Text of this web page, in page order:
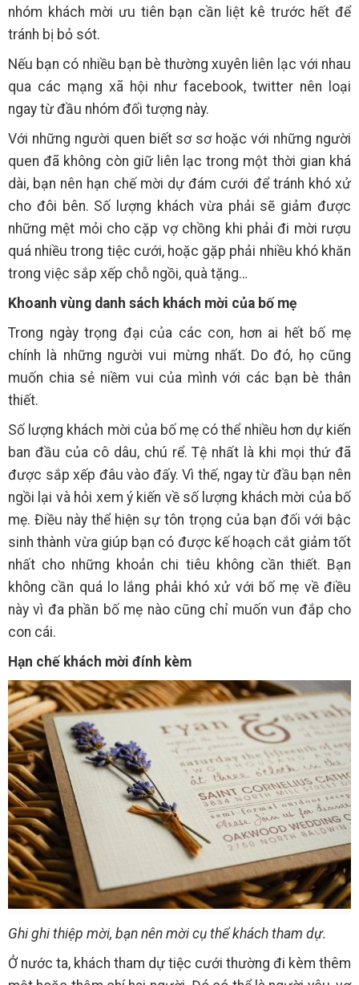
nhóm khách mời ưu tiên bạn cần liệt kê trước hết để
tránh bị bỏ sót.
Nếu bạn có nhiều bạn bè thường xuyên liên lạc với nhau
qua các mạng xã hội như facebook, twitter nên loại
ngay từ đầu nhóm đối tượng này.
Với những người quen biết sơ sơ hoặc với những người
quen đã không còn giữ liên lạc trong một thời gian khá
dài, bạn nên hạn chế mời dự đám cưới để tránh khó xử
cho đôi bên. Số lượng khách vừa phải sẽ giảm được
những mệt mỏi cho cặp vợ chồng khi phải đi mời rượu
quá nhiều trong tiệc cưới, hoặc gặp phải nhiều khó khăn
trong việc sắp xếp chỗ ngồi, quà tặng…
Khoanh vùng danh sách khách mời của bố mẹ
Trong ngày trọng đại của các con, hơn ai hết bố mẹ
chính là những người vui mừng nhất. Do đó, họ cũng
muốn chia sẻ niềm vui của mình với các bạn bè thân
thiết.
Số lượng khách mời của bố mẹ có thể nhiều hơn dự kiến
ban đầu của cô dâu, chú rể. Tệ nhất là khi mọi thứ đã
được sắp xếp đâu vào đấy. Vì thế, ngay từ đầu bạn nên
ngồi lại và hỏi xem ý kiến về số lượng khách mời của bố
mẹ. Điều này thể hiện sự tôn trọng của bạn đối với bậc
sinh thành vừa giúp bạn có được kế hoạch cắt giảm tốt
nhất cho những khoản chi tiêu không cần thiết. Bạn
không cần quá lo lắng phải khó xử với bố mẹ về điều
này vì đa phần bố mẹ nào cũng chỉ muốn vun đắp cho
con cái.
Hạn chế khách mời đính kèm
Ghi ghi thiệp mời, bạn nên mời cụ thể khách tham dự.
Ở nước ta, khách tham dự tiệc cưới thường đi kèm thêm